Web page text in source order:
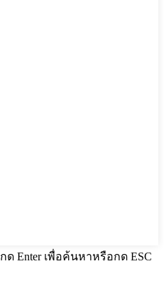
กด Enter เพื่อค้นหาหรือกด ESC